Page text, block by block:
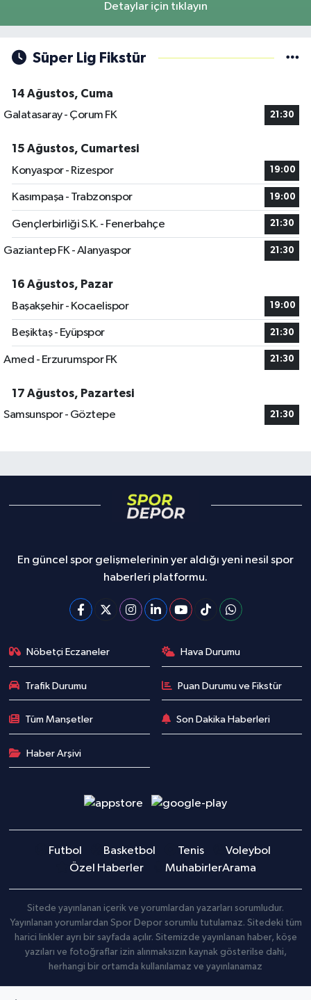
Detaylar için tıklayın
Süper Lig Fikstür
14 Ağustos, Cuma
Galatasaray - Çorum FK
21:30
15 Ağustos, Cumartesi
Konyaspor - Rizespor
19:00
Kasımpaşa - Trabzonspor 19:00
Gençlerbirliği S.K. - Fenerbahçe 21:30
Gaziantep FK - Alanyaspor 21:30
16 Ağustos, Pazar
Başakşehir - Kocaelispor
19:00
Beşiktaş - Eyüpspor 21:30
Amed - Erzurumspor FK 21:30
17 Ağustos, Pazartesi
Samsunspor - Göztepe
21:30
En güncel spor gelişmelerinin yer aldığı yeni nesil spor
haberleri platformu.
Nöbetçi Eczaneler Hava Durumu
Trafik Durumu Puan Durumu ve Fikstür
Tüm Manşetler Son Dakika Haberleri
Haber Arşivi
Futbol Basketbol Tenis
Voleybol
Özel Haberler
MuhabirlerArama
Sitede yayınlanan içerik ve yorumlardan yazarları sorumludur.
Yayınlanan yorumlardan Spor Depor sorumlu tutulamaz. Sitedeki tüm
harici linkler ayrı bir sayfada açılır. Sitemizde yayınlanan haber, köşe
yazıları ve fotoğraflar izin alınmaksızın kaynak gösterilse dahi,
herhangi bir ortamda kullanılamaz ve yayınlanamaz